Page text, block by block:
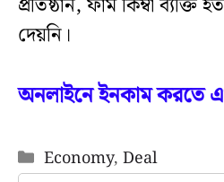
দেয়নি।
অনলাইনে ইনকাম করতে
Categories
Economy, Deal